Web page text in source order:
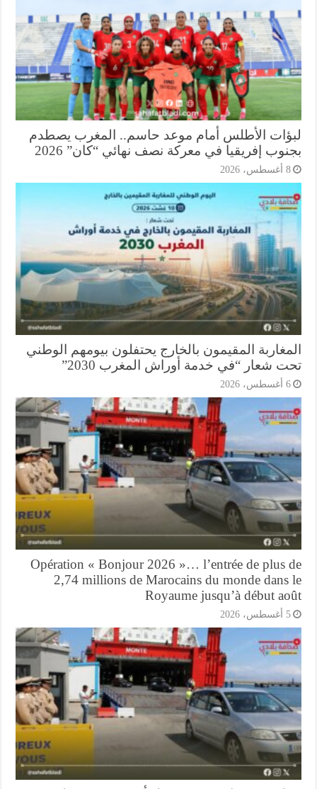
الأطلس أمام موعد حاسم.. المغرب يصطدم
إفريقيا في معركة نصف نهائي “كان” 2026
المقيمون بالخارج يحتفلون بيومهم الوطني
شعار “في خدمة أوراش المغرب 2030”
Opération « Bonjour 2026 »… l’entrée de plus
2,74 millions de Marocains du monde
Royaume jusqu’à début